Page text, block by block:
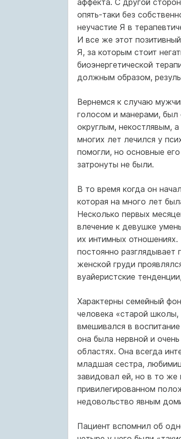
аффекта. С другой
опять-таки без
неучастие Я в
И все же этот
Я, за которым стоит
биоэнергетической
должным образом,
Вернемся к случаю
голосом и манерами, был
округлым, некостлявым,
многих лет лечился у
помогли, но основные
затронуты не были.
В то время когда он
которая на много лет
Несколько первых
влечение к девушке
их интимных
постоянно разглядывает
женской груди
вуайеристские
Характерны семейный
человека «старой школы,
вмешивался в
она была нервной и
областях. Она всегда
младшая сестра,
завидовал ей, но в то
привилегированном
недовольство явным
Пациент вспомнил об